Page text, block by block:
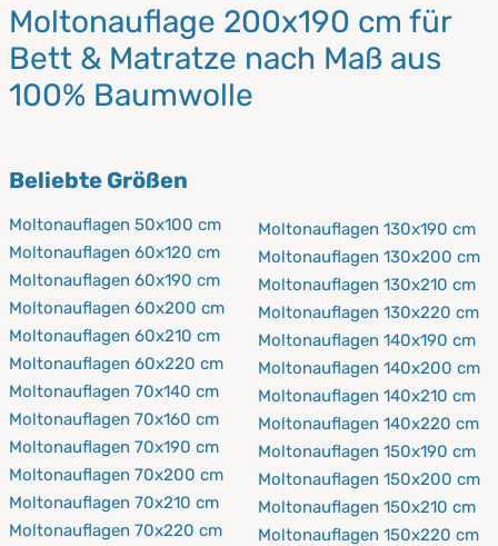
Moltonauflage 200x190 cm für
Bett & Matratze nach Maß aus
100% Baumwolle
Beliebte Größen
Moltonauflagen 50x100 cm
Moltonauflagen 60x120 cm
Moltonauflagen 60x190 cm
Moltonauflagen 60x200 cm
Moltonauflagen 60x210 cm
Moltonauflagen 60x220 cm
Moltonauflagen 70x140 cm
Moltonauflagen 70x160 cm
Moltonauflagen 70x190 cm
Moltonauflagen 70x200 cm
Moltonauflagen 70x210 cm
Moltonauflagen 70x220 cm
Moltonauflagen 130x190 cm
Moltonauflagen 130x200 cm
Moltonauflagen 130x210 cm
Moltonauflagen 130x220 cm
Moltonauflagen 140x190 cm
Moltonauflagen 140x200 cm
Moltonauflagen 140x210 cm
Moltonauflagen 140x220 cm
Moltonauflagen 150x190 cm
Moltonauflagen 150x200 cm
Moltonauflagen 150x210 cm
Moltonauflagen 150x220 cm